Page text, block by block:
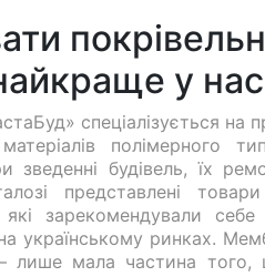
у нас
спеціалізується на
матеріалів полімерного
зведенні будівель, їх
представлені
які зарекомендували
українському ринках.
— лише мала частина